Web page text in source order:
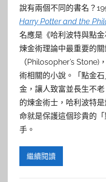
說有兩個不同的書名？
Harry Potter and the
名應是《哈利波特與點
煉金術理論中最重要的關
（Philosopher’s
術相關的小說。「點金
金，讓人致富並長生不
的煉金術士，哈利波特
命就是保護這個珍貴的
手。
繼續閱讀